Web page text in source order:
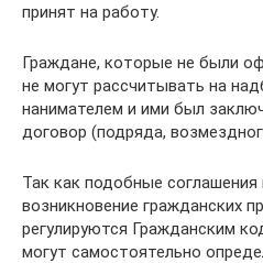
принят на работу.
Граждане, которые не были
не могут рассчитывать на
нанимателем и ими был
договор (подряда,
Так как подобные
возникновение гражданских
регулируются Гражданским
могут самостоятельно